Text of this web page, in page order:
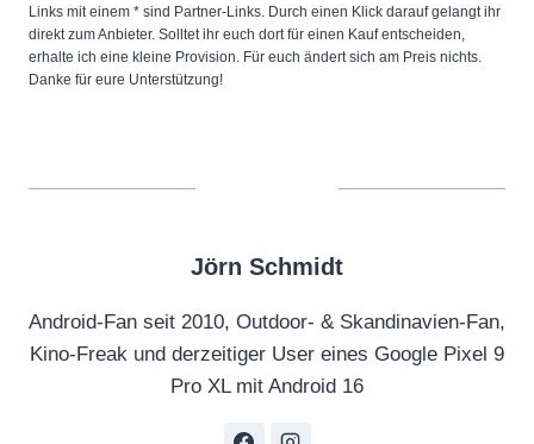
Links mit einem * sind Partner-Links. Durch einen Klick darauf gelangt ihr
direkt zum Anbieter. Solltet ihr euch dort für einen Kauf entscheiden,
erhalte ich eine kleine Provision. Für euch ändert sich am Preis nichts.
Danke für eure Unterstützung!
Jörn Schmidt
Android-Fan seit 2010, Outdoor- & Skandinavien-Fan,
Kino-Freak und derzeitiger User eines Google Pixel 9
Pro XL mit Android 16